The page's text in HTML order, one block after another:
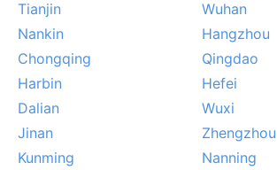
mousson asiatique, pouvant provoquer
inondations locales. En hiver, le
courant, mais la neige reste rare et peu
Aucun typhon majeur ne frappe
apporter des orages violents. Pour les
céramique ou de météo contrastée,
un visage changeant au fil des saisons.
Tianjin
Wuhan
Nankin
Hangzhou
Chongqing
Qingdao
Harbin
Hefei
Dalian
Wuxi
Jinan
Zhengzhou
Kunming
Nanning